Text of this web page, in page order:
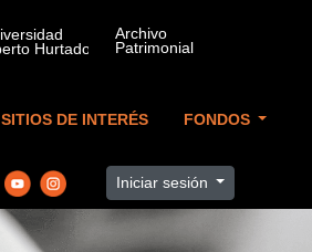
SITIOS DE INTERÉS FONDOS
Iniciar sesión